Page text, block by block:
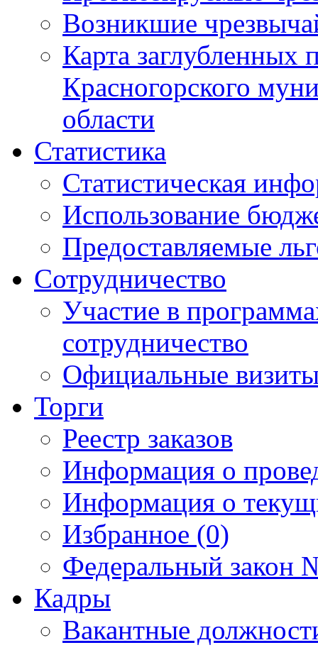
Возникшие
Карта
Красногорского
области
Статистика
Статистическая
Использование
Предоставляемые
Сотрудничество
Участие в
сотрудничество
Официальные
Торги
Реестр заказов
Информация о
Информация о
Избранное (0)
Федеральный закон
Кадры
Вакантные